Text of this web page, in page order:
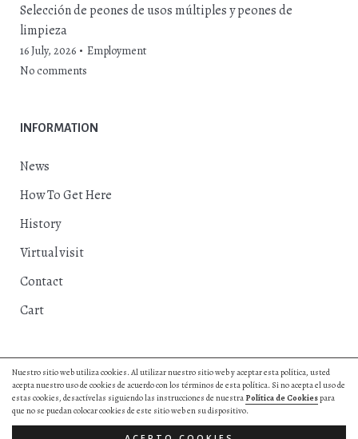
Nuestro sitio web utiliza cookies. Al utilizar nuestro sitio web y aceptar esta política, usted
acepta nuestro uso de cookies de acuerdo con los términos de esta política. Si no acepta el uso de
estas cookies, desactívelas siguiendo las instrucciones de nuestra Política de Cookiespara
que no se puedan colocar cookies de este sitio web en su dispositivo.
Selección de peones de usos múltiples y peones de
limpieza
16 July, 2026
Employment
No comments
INFORMATION
News
How To Get Here
History
Virtual visit
Contact
Cart
© 2018, Excmo. Ayto. de Herrera del Duque | Privacy Policy | Cookies
Policy|Web Design by Hurry App